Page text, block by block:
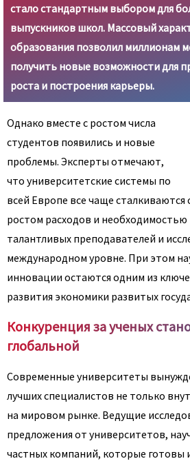
стало стандартным выбором для
выпускников школ. Массовый
образования позволил миллионам
получить новые возможности для
роста и построения карьеры.
Однако вместе с ростом числа
студентов появились и новые
проблемы. Эксперты отмечают,
что университетские системы по
всей Европе все чаще сталкиваются
ростом расходов и необходимостью
талантливых преподавателей и
международном уровне. При этом
инновации остаются одним из
развития экономики развитых
Конкуренция за ученых
глобальной
Современные университеты
лучших специалистов не только
на мировом рынке. Ведущие
предложения от университетов,
частных компаний, которые готовы